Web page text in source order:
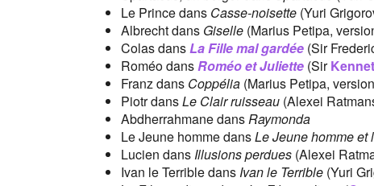
Le Prince dans Casse-noisette (Yuri
Albrecht dans Giselle (Marius Petipa,
Colas dans La Fille mal gardée (Sir
Roméo dans Roméo et Juliette (Sir
Franz dans Coppélia (Marius Petipa,
Piotr dansLe Clair ruisseau (Alexei
Abdherrahmane dans Raymonda
Le Jeune homme dansLe Jeune homme et
Lucien dans Illusions perdues (Alexei
Ivan le Terrible dans Ivan le Terrible (Yuri